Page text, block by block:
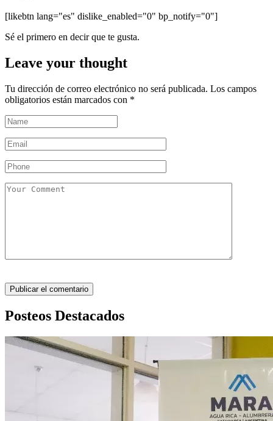
[likebtn lang="es" dislike_enabled="0" bp_notify="0"]
Sé el primero en decir que te gusta.
Leave your thought
Tu dirección de correo electrónico no será publicada. Los campos
obligatorios están marcados con *
Posteos Destacados